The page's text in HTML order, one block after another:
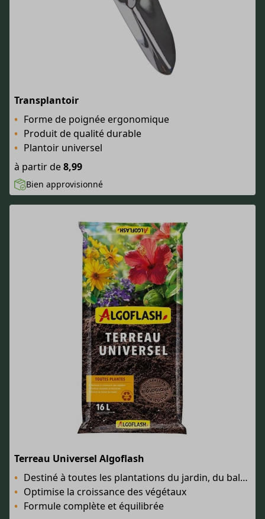
Transplantoir
Forme de poignée ergonomique
Produit de qualité durable
Plantoir universel
à partir de8,99
Bien approvisionné
Terreau Universel Algoflash
Destiné à toutes les plantations du jardin, du balcon et de la maison
Optimise la croissance des végétaux
Formule complète et équilibrée